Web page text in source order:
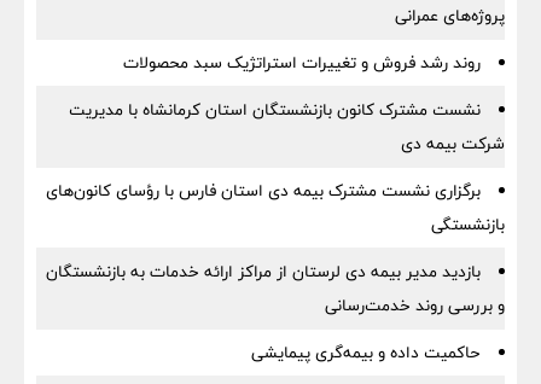
پروژه‌های عمرانی
روند رشد فروش و تغییرات استراتژیک سبد محصولات
نشست مشترک کانون بازنشستگان استان کرمانشاه با مدیریت
شرکت بیمه دی
برگزاری نشست مشترک بیمه دی استان فارس با رؤسای کانون‌های
بازنشستگی
بازدید مدیر بیمه دی لرستان از مراکز ارائه خدمات به بازنشستگان
و بررسی روند خدمت‌رسانی
حاکمیت داده و بیمه‌گری پیمایشی